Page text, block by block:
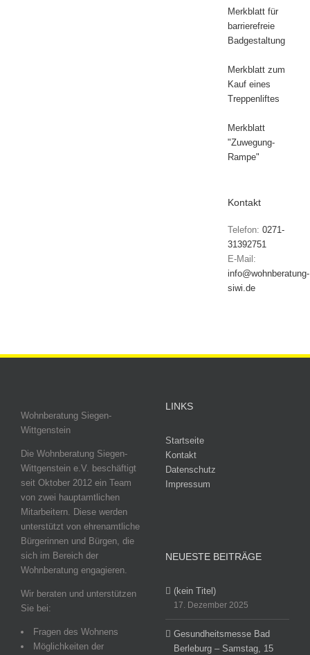
Merkblatt für
barrierefreie
Badgestaltung
Merkblatt zum
Kauf eines
Treppenliftes
Merkblatt
"Zuwegung-
Rampe"
Kontakt
Telefon: 0271-
31392751
E-Mail:
info@wohnberatung-
siwi.de
Wohnberatung Siegen-
Wittgenstein
Die Wohnberatung Siegen-
Wittgenstein e.V. beschäftigt
seit Oktober 2012 ein Team
von zwei hauptamtlichen
Mitarbeitern. Diese werden
unterstützt von ehrenamtliche
Bürgerinnen und Bürgen, die
sich im Bereich der
Wohnberatung engagieren.
Wir beraten und unterstützen
Sie bei:
Fragen des Wohnens
Möglichkeiten der
LINKS
Startseite
Kontakt
Datenschutz
Impressum
NEUESTE BEITRÄGE
(kein Titel)
17. Dezember 2025
Gesundheitsmesse Bad
Berleburg – Samstag, 15